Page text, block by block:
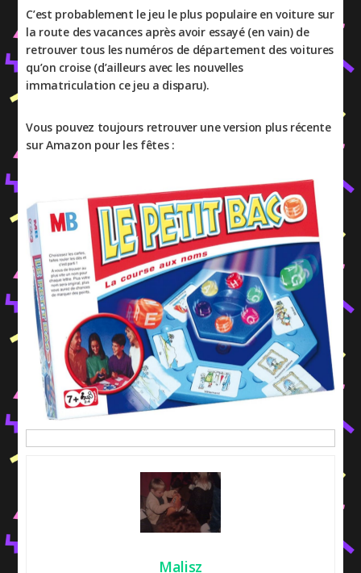
C’est probablement le jeu le plus populaire en voiture sur
la route des vacances après avoir essayé (en vain) de
retrouver tous les numéros de département des voitures
qu’on croise (d’ailleurs avec les nouvelles
immatriculation ce jeu a disparu).
Vous pouvez toujours retrouver une version plus récente
sur Amazon pour les fêtes :
Malisz